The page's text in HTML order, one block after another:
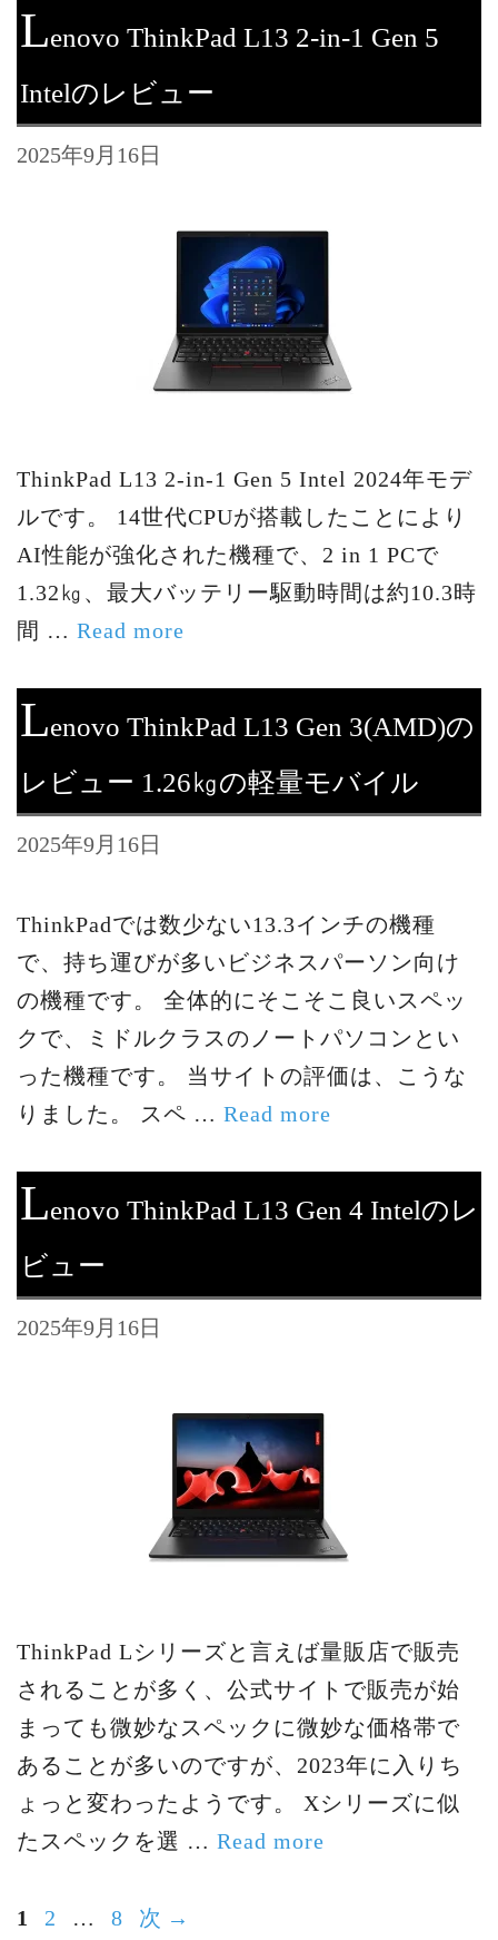
Lenovo ThinkPad L13 2-in-1 Gen 5
Intelのレビュー
2025年9月16日
ThinkPad L13 2-in-1 Gen 5 Intel 2024年モデ
ルです。 14世代CPUが搭載したことにより
AI性能が強化された機種で、2 in 1 PCで
1.32㎏、最大バッテリー駆動時間は約10.3時
間 … Read more
Lenovo ThinkPad L13 Gen 3(AMD)の
レビュー 1.26㎏の軽量モバイル
2025年9月16日
ThinkPadでは数少ない13.3インチの機種
で、持ち運びが多いビジネスパーソン向け
の機種です。 全体的にそこそこ良いスペッ
クで、ミドルクラスのノートパソコンとい
った機種です。 当サイトの評価は、こうな
りました。 スペ … Read more
Lenovo ThinkPad L13 Gen 4 Intelのレ
ビュー
2025年9月16日
ThinkPad Lシリーズと言えば量販店で販売
されることが多く、公式サイトで販売が始
まっても微妙なスペックに微妙な価格帯で
あることが多いのですが、2023年に入りち
ょっと変わったようです。 Xシリーズに似
たスペックを選 … Read more
ペ
1 ペ
2 … ペ
8 次 →